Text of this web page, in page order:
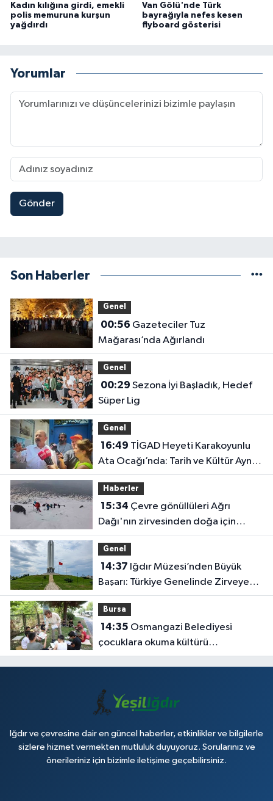
Kadın kılığına girdi, emekli
polis memuruna kurşun
yağdırdı
Van Gölü'nde Türk
bayrağıyla nefes kesen
flyboard gösterisi
Yorumlar
Gönder
Son Haberler
Genel
00:56
Mağarası’nda Ağırlandı
Genel
00:29
Süper Lig
Genel
16:49
Ata Ocağı’nda: Tarih ve Kültür Aynı
Çatı Altında Buluştu
Haberler
15:34
Dağı'nın zirvesinden doğa için
seslendi
Genel
14:37
Başarı: Türkiye Genelinde Zirveye
Yerleşti!
Bursa
14:35
çocuklara okuma kültürü
kazandırıyor
Iğdır ve çevresine dair en güncel haberler, etkinlikler ve bilgilerle
sizlere hizmet vermekten mutluluk duyuyoruz. Sorularınız ve
önerileriniz için bizimle iletişime geçebilirsiniz.